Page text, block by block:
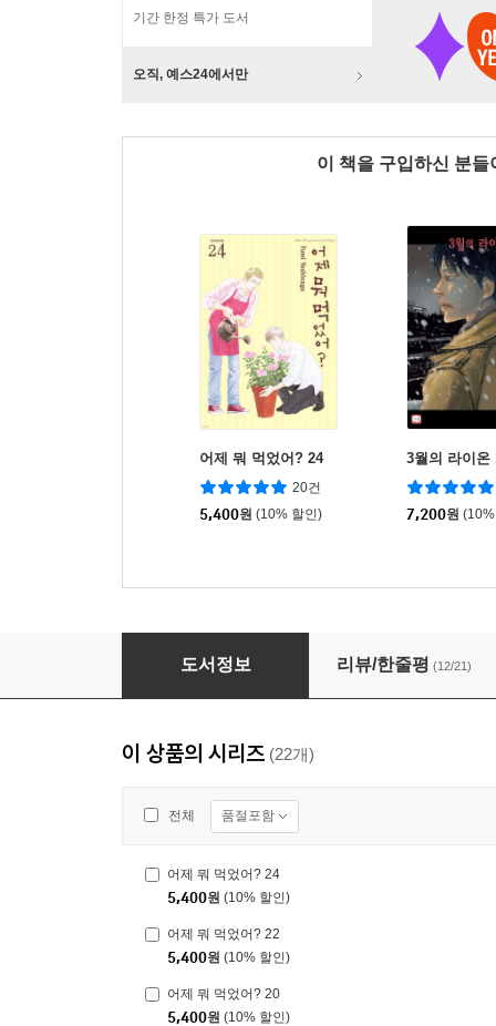
기간 한정 특가 도서
오직, 예스24에서만
이 책을 구입하신 분
어제 뭐 먹었어? 24
20건
5,400원 (10% 할인)
3월의 라이온
7,200원
어제 뭐 먹었어? 18
도서정보 리뷰/한줄평 (12/21)
이 상품의 시리즈 (22개)
전체 품절포함
어제 뭐 먹었어? 24
5,400원 (10% 할인)
어제 뭐 먹었어? 22
5,400원 (10% 할인)
어제 뭐 먹었어? 20
5,400원 (10% 할인)